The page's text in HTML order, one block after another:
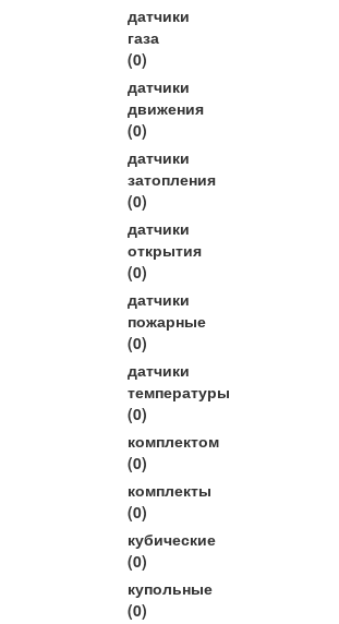
датчики
газа
(0)
датчики
движения
(0)
датчики
затопления
(0)
датчики
открытия
(0)
датчики
пожарные
(0)
датчики
температуры
(0)
комплектом
(0)
комплекты
(0)
кубические
(0)
купольные
(0)